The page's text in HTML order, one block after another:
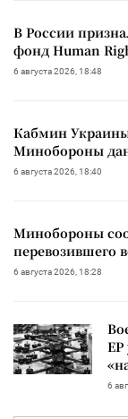
В России
фонд Human
6 августа 2026, 18:48
Кабмин
Минобороны
6 августа 2026, 18:40
Минобороны
перевозившего
6 августа 2026, 18:28
ЕР
6